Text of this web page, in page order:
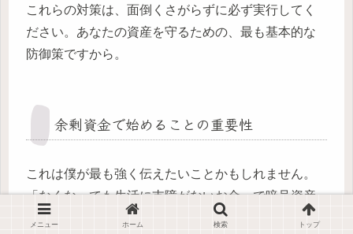
これらの対策は、面倒くさがらずに必ず実行してく
ださい。あなたの資産を守るための、最も基本的な
防御策ですから。
余剰資金で始めることの重要性
これは僕が最も強く伝えたいことかもしれません。
「なくなっても生活に支障がないお金」で暗号資産
取引を始めること。これ、めちゃくちゃ大事なこと
メニュー ホーム 検索 トップ